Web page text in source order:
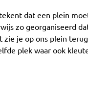
dat een plein
zo georganiseerd
je op ons plein
plek waar ook